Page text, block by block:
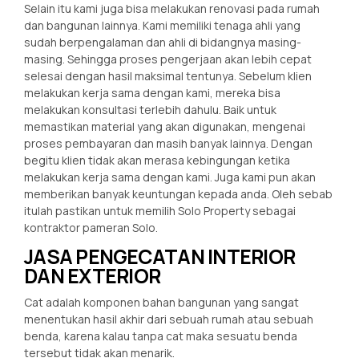
Selain itu kami juga bisa melakukan renovasi pada rumah
dan bangunan lainnya. Kami memiliki tenaga ahli yang
sudah berpengalaman dan ahli di bidangnya masing-
masing. Sehingga proses pengerjaan akan lebih cepat
selesai dengan hasil maksimal tentunya. Sebelum klien
melakukan kerja sama dengan kami, mereka bisa
melakukan konsultasi terlebih dahulu. Baik untuk
memastikan material yang akan digunakan, mengenai
proses pembayaran dan masih banyak lainnya. Dengan
begitu klien tidak akan merasa kebingungan ketika
melakukan kerja sama dengan kami. Juga kami pun akan
memberikan banyak keuntungan kepada anda. Oleh sebab
itulah pastikan untuk memilih Solo Property sebagai
kontraktor pameran Solo.
JASA PENGECATAN INTERIOR
DAN EXTERIOR
Cat adalah komponen bahan bangunan yang sangat
menentukan hasil akhir dari sebuah rumah atau sebuah
benda, karena kalau tanpa cat maka sesuatu benda
tersebut tidak akan menarik.